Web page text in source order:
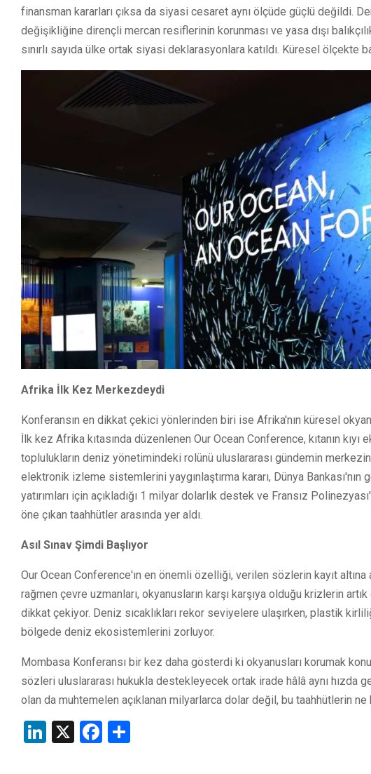
finansman kararları çıksa da siyasi cesaret aynı ölçüde güçlü değildi.
değişikliğine dirençli mercan resiflerinin korunması ve yasa dışı
sınırlı sayıda ülke ortak siyasi deklarasyonlara katıldı. Küresel ölçekte
Afrika İlk Kez Merkezdeydi
Konferansın en dikkat çekici yönlerinden biri ise Afrika'nın küresel
İlk kez Afrika kıtasında düzenlenen Our Ocean Conference, kıtanın
toplulukların deniz yönetimindeki rolünü uluslararası gündemin
elektronik izleme sistemlerini yaygınlaştırma kararı, Dünya
yatırımları için açıkladığı 1 milyar dolarlık destek ve Fransız
öne çıkan taahhütler arasında yer aldı.
Asıl Sınav Şimdi Başlıyor
Our Ocean Conference'ın en önemli özelliği, verilen sözlerin kayıt
rağmen çevre uzmanları, okyanusların karşı karşıya olduğu krizlerin
dikkat çekiyor. Deniz sıcaklıkları rekor seviyelere ulaşırken, plastik
bölgede deniz ekosistemlerini zorluyor.
Mombasa Konferansı bir kez daha gösterdi ki okyanusları korumak
sözleri uluslararası hukukla destekleyecek ortak irade hâlâ aynı hızda
olan da muhtemelen açıklanan milyarlarca dolar değil, bu taahhütlerin
LinkedIn
X Facebook